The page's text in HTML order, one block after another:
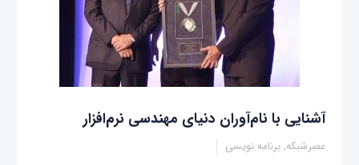
آشنایی با نام‌آوران دنیای مهندسی نرم‌افزار
عصرشبکه, برنامه نویسی